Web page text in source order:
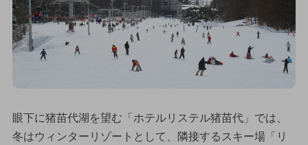
眼下に猪苗代湖を望む「ホテルリステル猪苗代」では、
冬はウィンターリゾートとして、隣接するスキー場「リ